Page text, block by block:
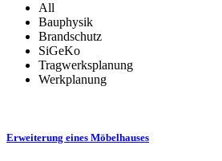
All
Bauphysik
Brandschutz
SiGeKo
Tragwerksplanung
Werkplanung
Erweiterung eines Möbelhauses